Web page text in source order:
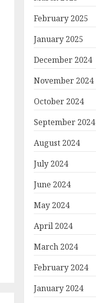
February 2025
January 2025
December 2024
November 2024
October 2024
September 2024
August 2024
July 2024
June 2024
May 2024
April 2024
March 2024
February 2024
January 2024